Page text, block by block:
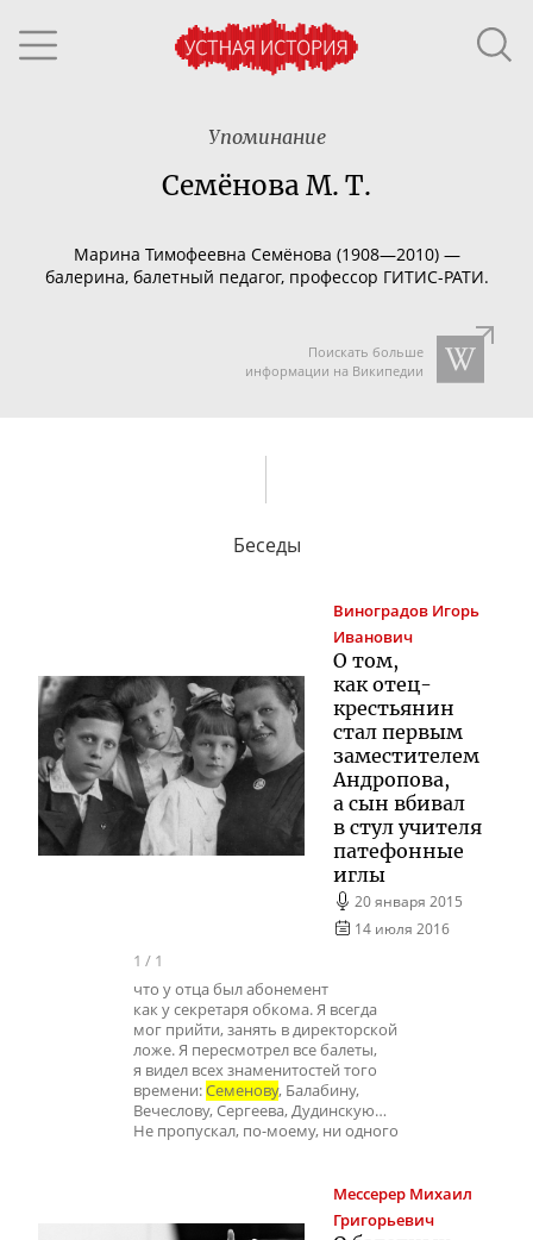
Упоминание
Семёнова М. Т.
Марина Тимофеевна Семёнова (1908—2010) —
балерина, балетный педагог, профессор ГИТИС-РАТИ.
Поискать больше
информации на Википедии
Беседы
Виноградов Игорь
Иванович
О том,
как отец-
крестьянин
стал первым
заместителем
Андропова,
а сын вбивал
в стул учителя
патефонные
иглы
20 января 2015
14 июля 2016
1 / 1
что у отца был абонемент
как у секретаря обкома. Я всегда
мог прийти, занять в директорской
ложе. Я пересмотрел все балеты,
я видел всех знаменитостей того
времени:Семенову, Балабину,
Вечеслову, Сергеева, Дудинскую…
Не пропускал, по-моему, ни одного
Мессерер Михаил
Григорьевич